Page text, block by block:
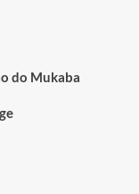
do Mukaba